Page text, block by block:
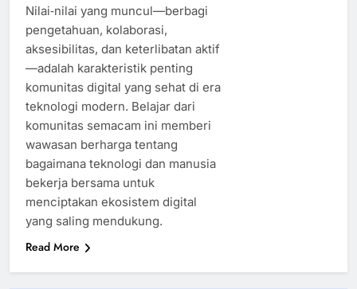
Nilai‑nilai yang muncul—berbagi
pengetahuan, kolaborasi,
aksesibilitas, dan keterlibatan aktif
—adalah karakteristik penting
komunitas digital yang sehat di era
teknologi modern. Belajar dari
komunitas semacam ini memberi
wawasan berharga tentang
bagaimana teknologi dan manusia
bekerja bersama untuk
menciptakan ekosistem digital
yang saling mendukung.
Read More